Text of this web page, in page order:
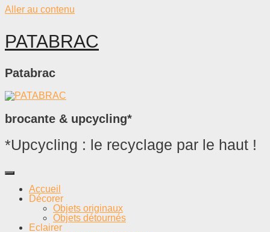
Aller au contenu
PATABRAC
Patabrac
brocante & upcycling*
*Upcycling : le recyclage par le haut !
Accueil
Décorer
Objets originaux
Objets détournés
Eclairer